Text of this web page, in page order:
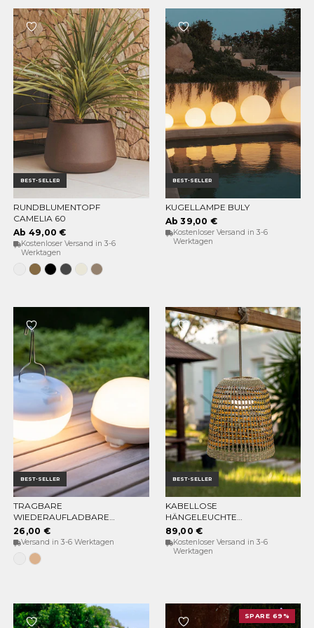
BEST-SELLER
OPTIONEN WÄHLEN
RUNDBLUMENTOPF
CAMELIA 60
Ab 49,00 €
Kostenloser Versand in 3-6
Werktagen
WeissBronzeSchwarz
Anthrazit
Opak-
Beige
Taupe
BEST-SELLER
OPTIONEN WÄHLEN
KUGELLAMPE BULY
Ab 39,00 €
Kostenloser Versand in 3-6
Werktagen
BEST-SELLER
OPTIONEN WÄHLEN
TRAGBARE
WIEDERAUFLADBARE
GLÜHBIRNE CHERRY
26,00 €
Versand in 3-6 Werktagen
WeissBeige
BEST-SELLER
IN DEN WARENKORB
KABELLOSE
HÄNGELEUCHTE
POSITANO
89,00 €
Kostenloser Versand in 3-6
Werktagen
SPARE 69%